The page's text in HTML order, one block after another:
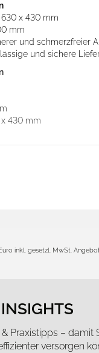
Details
um Inhalte und
für soziale
geben wir
und Analysen
Informationen
Cookies zulassen
x 430 mm
mm
und schmerzfreier
und sichere
430 mm
inkl. gesetzl. MwSt.
Praxistipps – damit
versorgen